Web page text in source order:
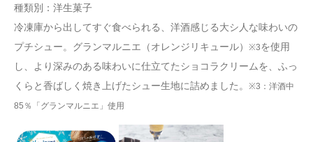
種類別：洋生菓子
冷凍庫から出してすぐ食べられる、洋酒感じる大シ人な味わいの
プチシュー。グランマルニエ（オレンジリキュール） ※3を使用
し、より深みのある味わいに仕立てたショコラクリームを、ふっ
くらと香ばしく焼き上げたシュー生地に詰めました。 ※3：洋酒中
85％「グランマルニエ」使用